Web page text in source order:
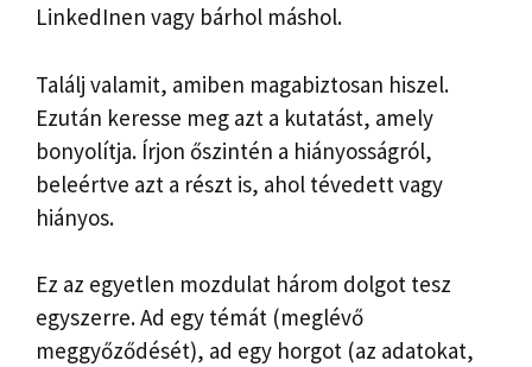
LinkedInen vagy bárhol máshol.
Találj valamit, amiben magabiztosan hiszel.
Ezután keresse meg azt a kutatást, amely
bonyolítja. Írjon őszintén a hiányosságról,
beleértve azt a részt is, ahol tévedett vagy
hiányos.
Ez az egyetlen mozdulat három dolgot tesz
egyszerre. Ad egy témát (meglévő
meggyőződését), ad egy horgot (az adatokat,